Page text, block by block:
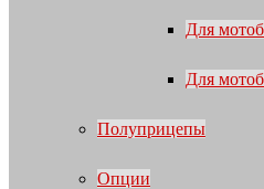
Для
Для
Полуприцепы
Опции